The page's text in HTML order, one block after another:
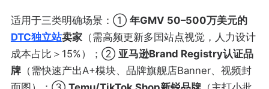
适用于三类明确场景：① 年GMV 50–500万美元的
DTC独立站卖家（需高频更新多国站点视觉，人力设计
成本占比＞15%）；② 亚马逊Brand Registry认证品
牌（需快速产出A+模块、品牌旗舰店Banner、视频封